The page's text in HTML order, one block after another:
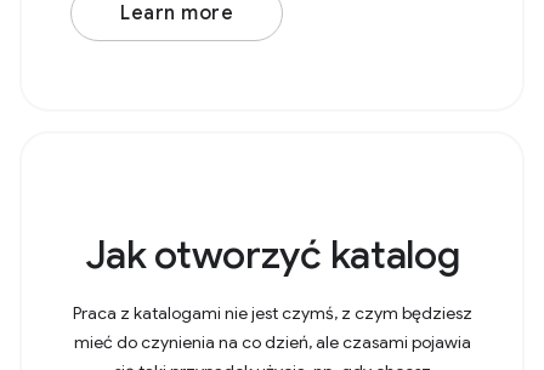
Learn more
Jak otworzyć katalog
Praca z katalogami nie jest czymś, z czym będziesz
mieć do czynienia na co dzień, ale czasami pojawia